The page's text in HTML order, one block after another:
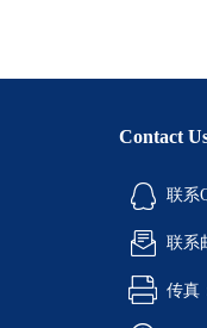
Contact
联系
联系
传真